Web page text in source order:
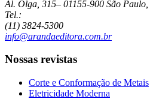
Al. Olga, 315– 01155-900 São Paulo
Tel.:
(11) 3824-5300
info@arandaeditora.com.br
Nossas revistas
Corte e Conformação de Metais
Eletricidade Moderna